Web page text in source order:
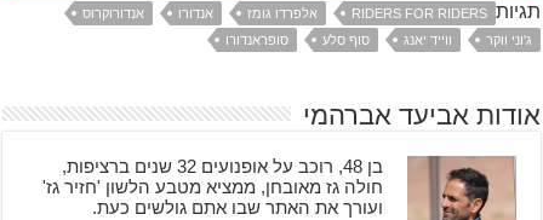
תגיות RIDERS FOR RIDERS אלפרדו גומז אנדורו
אנדורוקרוס
ג'וני ווקר
ווייד יאנג סוף סלע סופראנדורו
אודות אביעד אברהמי
בן 48, רוכב על אופנועים 32 שנים ברציפות,
חולה גז מאובחן, ממציא מטבע הלשון 'חזיר גז'
ועורך את האתר שבו אתם גולשים כעת.